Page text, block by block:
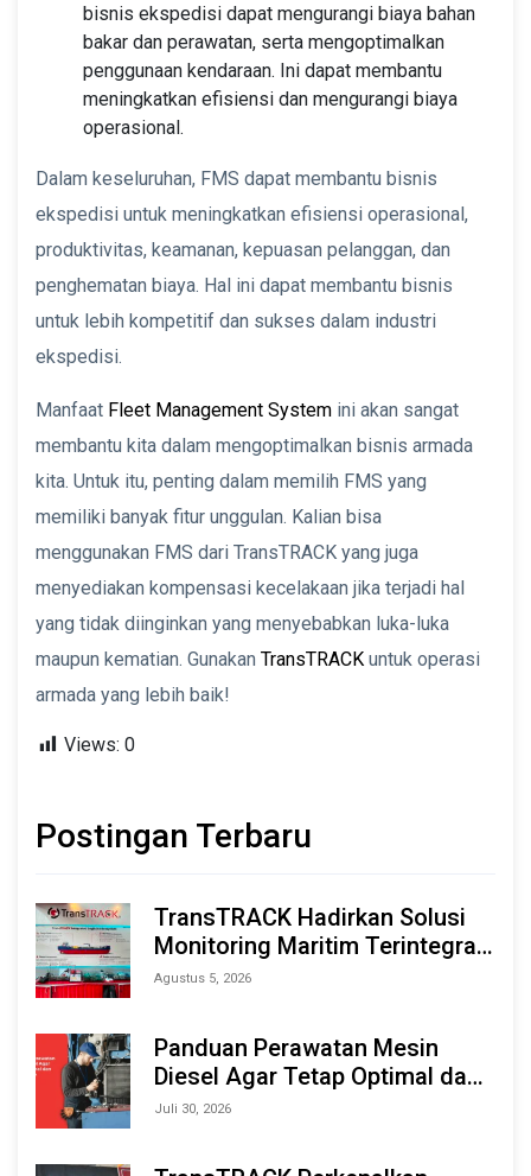
bisnis ekspedisi dapat mengurangi biaya bahan
bakar dan perawatan, serta mengoptimalkan
penggunaan kendaraan. Ini dapat membantu
meningkatkan efisiensi dan mengurangi biaya
operasional.
Dalam keseluruhan, FMS dapat membantu bisnis
ekspedisi untuk meningkatkan efisiensi operasional,
produktivitas, keamanan, kepuasan pelanggan, dan
penghematan biaya. Hal ini dapat membantu bisnis
untuk lebih kompetitif dan sukses dalam industri
ekspedisi.
Manfaat Fleet Management System ini akan sangat
membantu kita dalam mengoptimalkan bisnis armada
kita. Untuk itu, penting dalam memilih FMS yang
memiliki banyak fitur unggulan. Kalian bisa
menggunakan FMS dari TransTRACK yang juga
menyediakan kompensasi kecelakaan jika terjadi hal
yang tidak diinginkan yang menyebabkan luka-luka
maupun kematian. Gunakan TransTRACK untuk operasi
armada yang lebih baik!
Views: 0
Postingan Terbaru
TransTRACK Hadirkan Solusi
Monitoring Maritim Terintegrasi
Berbasis AI & IoT di Indonesia
Agustus 5, 2026
Panduan Perawatan Mesin
Diesel Agar Tetap Optimal dan
Tahan Lama
Juli 30, 2026